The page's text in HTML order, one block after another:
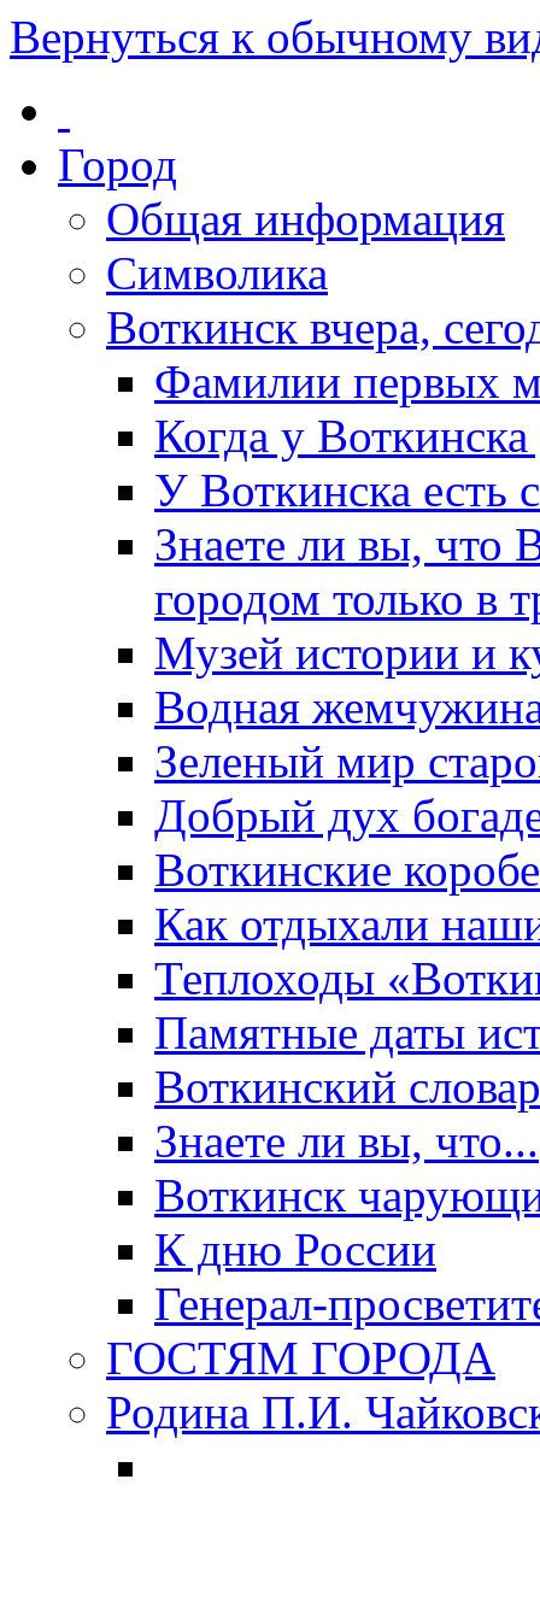
Вернуться к обычному
Город
Общая информация
Символика
Воткинск вчера,
Фамилии первых
Когда у
У Воткинска есть
Знаете ли вы, что
городом только в
Музей истории и
Водная
Зеленый мир
Добрый дух
Воткинские
Как отдыхали
Теплоходы
Памятные даты
Воткинский
Знаете ли вы, что...
Воткинск
К дню России
Генерал-
ГОСТЯМ ГОРОДА
Родина П.И.